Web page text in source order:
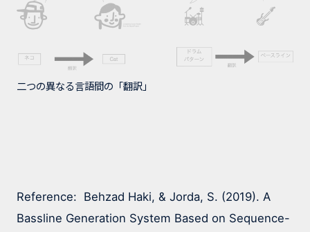
二つの異なる言語間の「翻訳」
Reference:  Behzad Haki, & Jorda, S. (2019). A
Bassline Generation System Based on Sequence-